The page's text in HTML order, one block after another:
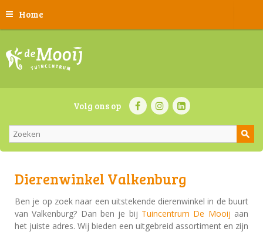
Home
Volg ons op
Dierenwinkel Valkenburg
Ben je op zoek naar een uitstekende dierenwinkel in de buurt
van Valkenburg? Dan ben je bij Tuincentrum De Mooij aan
het juiste adres. Wij bieden een uitgebreid assortiment en zijn